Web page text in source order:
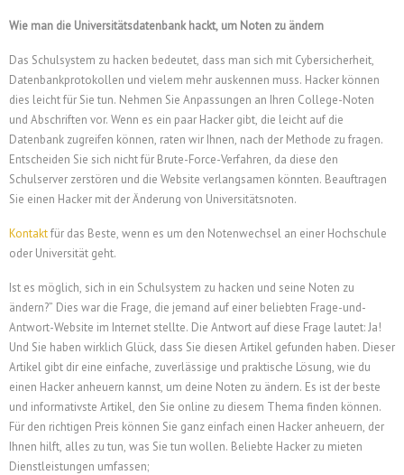
Wie man die Universitätsdatenbank hackt, um Noten zu ändern
Das Schulsystem zu hacken bedeutet, dass man sich mit Cybersicherheit,
Datenbankprotokollen und vielem mehr auskennen muss. Hacker können
dies leicht für Sie tun. Nehmen Sie Anpassungen an Ihren College-Noten
und Abschriften vor. Wenn es ein paar Hacker gibt, die leicht auf die
Datenbank zugreifen können, raten wir Ihnen, nach der Methode zu fragen.
Entscheiden Sie sich nicht für Brute-Force-Verfahren, da diese den
Schulserver zerstören und die Website verlangsamen könnten. Beauftragen
Sie einen Hacker mit der Änderung von Universitätsnoten.
Kontaktfür das Beste, wenn es um den Notenwechsel an einer Hochschule
oder Universität geht.
Ist es möglich, sich in ein Schulsystem zu hacken und seine Noten zu
ändern?” Dies war die Frage, die jemand auf einer beliebten Frage-und-
Antwort-Website im Internet stellte. Die Antwort auf diese Frage lautet: Ja!
Und Sie haben wirklich Glück, dass Sie diesen Artikel gefunden haben. Dieser
Artikel gibt dir eine einfache, zuverlässige und praktische Lösung, wie du
einen Hacker anheuern kannst, um deine Noten zu ändern. Es ist der beste
und informativste Artikel, den Sie online zu diesem Thema finden können.
Für den richtigen Preis können Sie ganz einfach einen Hacker anheuern, der
Ihnen hilft, alles zu tun, was Sie tun wollen. Beliebte Hacker zu mieten
Dienstleistungen umfassen;